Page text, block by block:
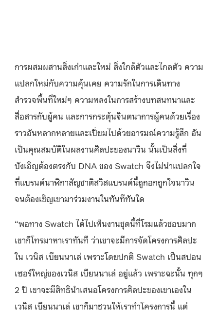
การผสมผสานสิ่งเก่าและใหม่ สิ่งใกล้ตัวและไกลตัว ความ
แปลกใหม่กับความคุ้นเคย ความรักในการเดินทาง
สำรวจพื้นที่ใหม่ๆ ความหลงในการสร้างบทสนทนาและ
สื่อสารกับผู้คน และการกระตุ้นจินตนาการผู้คนด้วยเรื่อง
ราวอันหลากหลายและเปี่ยมไปด้วยอารมณ์ความรู้สึก อัน
เป็นคุณสมบัติในผลงานศิลปะของนาวิน นั้นเป็นสิ่งที่
บังเอิญต้องตรงกับ DNA ของ Swatch จึงไม่น่าแปลกใจ
ที่แบรนด์นาฬิกาสัญชาติสวิสแบรนด์นี้ถูกอกถูกใจนาวิน
จนต้องเชิญเขามาร่วมงานในทันทีทันใด
“พอทาง Swatch ได้ไปเห็นงานชุดนี้ที่โรมแล้วชอบมาก
เขาก็โทรมาหาเราทันที ว่าเขาจะมีการจัดโครงการศิลปะ
ใน เวนิส เบียนนาเล่ เพราะโดยปกติ Swatch เป็นสปอน
เซอร์ใหญ่ของเวนิส เบียนนาเล่ อยู่แล้ว เพราะฉะนั้น ทุกๆ
2 ปี เขาจะมีสิทธินำเสนอโครงการศิลปะของเขาเองใน
เวนิส เบียนนาเล่ เขาก็มาชวนให้เราทำโครงการนี้ แต่